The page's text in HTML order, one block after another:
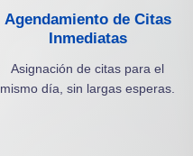
Agendamiento de Citas
Inmediatas
Asignación de citas para el
mismo día, sin largas esperas.